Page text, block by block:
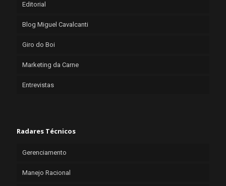
Editorial
Blog Miguel Cavalcanti
Giro do Boi
Marketing da Carne
Entrevistas
Radares Técnicos
Gerenciamento
Manejo Racional